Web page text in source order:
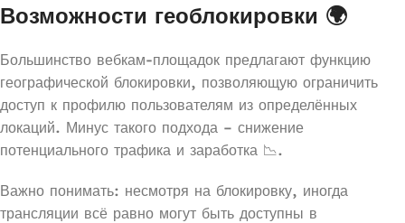
Возможности геоблокировки 🌍
Большинство вебкам-площадок предлагают функцию
географической блокировки, позволяющую ограничить
доступ к профилю пользователям из определённых
локаций. Минус такого подхода – снижение
потенциального трафика и заработка 📉.
Важно понимать: несмотря на блокировку, иногда
трансляции всё равно могут быть доступны в